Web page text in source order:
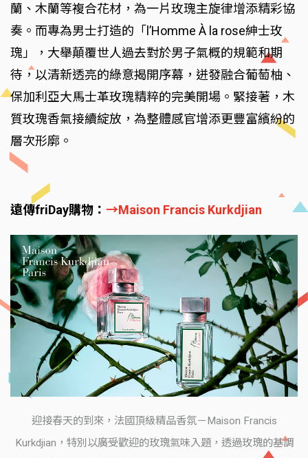
蘭、木蘭等複合花材，為一片玫瑰主旋律增添精彩協
奏。而專為男士打造的「l’Homme À la rose紳士玫
瑰」，大舉顛覆世人過去對於男子氣概的規範和期
待，以清新透亮的綠意揭開序幕，迸發融合葡萄柚、
保加利亞大馬士革玫瑰精粹的完美開場。緊接著，木
質玫瑰香氣接續綻放，為整體感官增添更豐富繽紛的
層次形廓。
遠傳friDay購物： →Maison Francis Kurkdjian
迎接春天的到來，法國頂級精品香氛－Maison Francis
Kurkdjian，特別以廣受歡迎的玫瑰氣味入題，透過玫瑰的基調